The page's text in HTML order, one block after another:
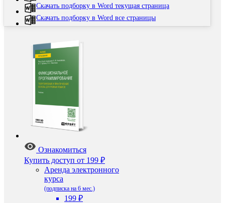
Скачать подборку в Word текущая страница
Скачать подборку в Word все страницы
Ознакомиться
Купить доступ от 199 ₽
Аренда электронного
курса
(подписка на 6 мес.)
199 ₽